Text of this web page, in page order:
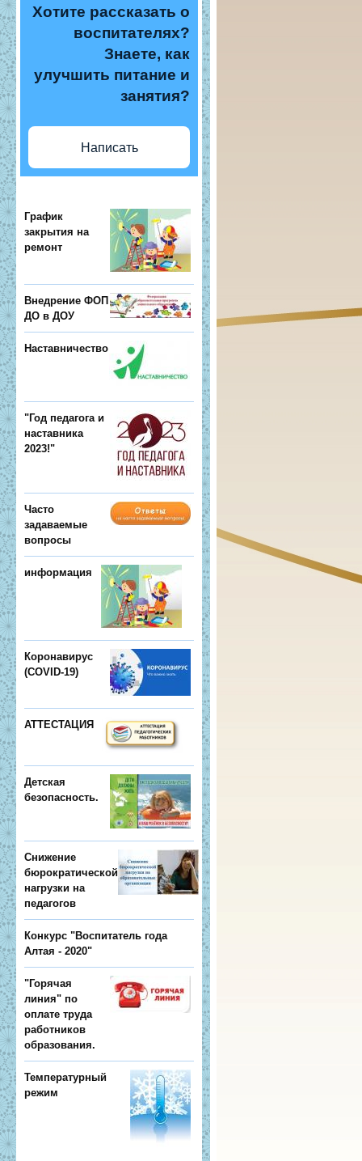
Хотите рассказать о
воспитателях?
Знаете, как
улучшить питание и
занятия?
Написать
График
закрытия на
ремонт
Внедрение ФОП
ДО в ДОУ
Наставничество
"Год педагога и
наставника
2023!"
Часто
задаваемые
вопросы
информация
Коронавирус
(COVID-19)
АТТЕСТАЦИЯ
Детская
безопасность.
Снижение
бюрократической
нагрузки на
педагогов
Конкурс "Воспитатель года
Алтая - 2020"
"Горячая
линия" по
оплате труда
работников
образования.
Температурный
режим